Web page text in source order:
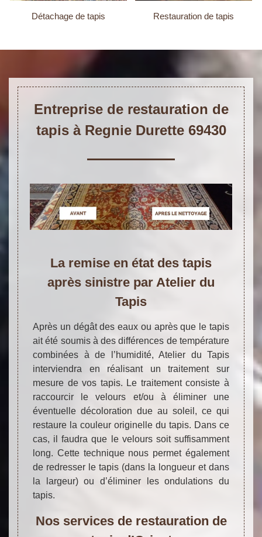
Détachage de tapis Restauration de tapis
Entreprise de restauration de
tapis à Regnie Durette 69430
La remise en état des tapis
après sinistre par Atelier du
Tapis
Après un dégât des eaux ou après que le tapis
ait été soumis à des différences de température
combinées à de l’humidité, Atelier du Tapis
interviendra en réalisant un traitement sur
mesure de vos tapis. Le traitement consiste à
raccourcir le velours et/ou à éliminer une
éventuelle décoloration due au soleil, ce qui
restaure la couleur originelle du tapis. Dans ce
cas, il faudra que le velours soit suffisamment
long. Cette technique nous permet également
de redresser le tapis (dans la longueur et dans
la largeur) ou d’éliminer les ondulations du
tapis.
Nos services de restauration de